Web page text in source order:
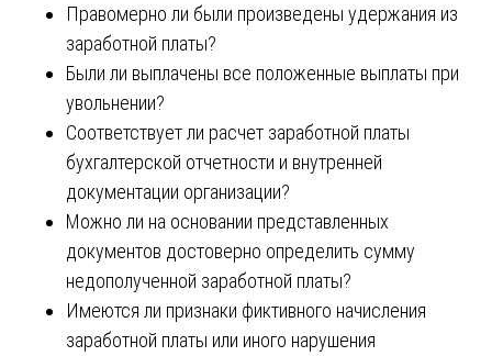
Правомерно ли были произведены удержания из
заработной платы?
Были ли выплачены все положенные выплаты при
увольнении?
Соответствует ли расчет заработной платы
бухгалтерской отчетности и внутренней
документации организации?
Можно ли на основании представленных
документов достоверно определить сумму
недополученной заработной платы?
Имеются ли признаки фиктивного начисления
заработной платы или иного нарушения